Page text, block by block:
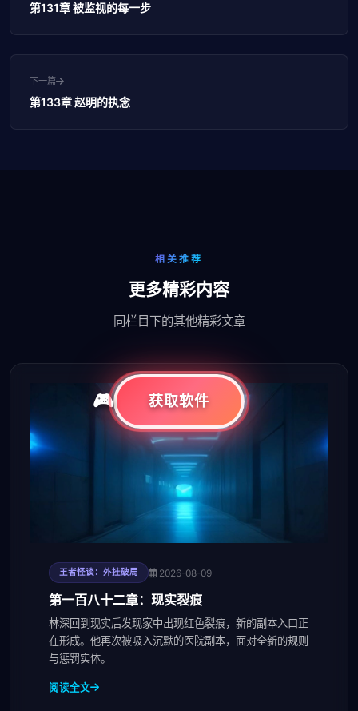
第131章 被监视的每一步
下一篇
第133章 赵明的执念
相关推荐
更多精彩内容
同栏目下的其他精彩文章
王者怪谈：外挂破局 2026-08-09
第一百八十二章：现实裂痕
林深回到现实后发现家中出现红色裂痕，新的副本入口正
在形成。他再次被吸入沉默的医院副本，面对全新的规则
与惩罚实体。
阅读全文
获取软件